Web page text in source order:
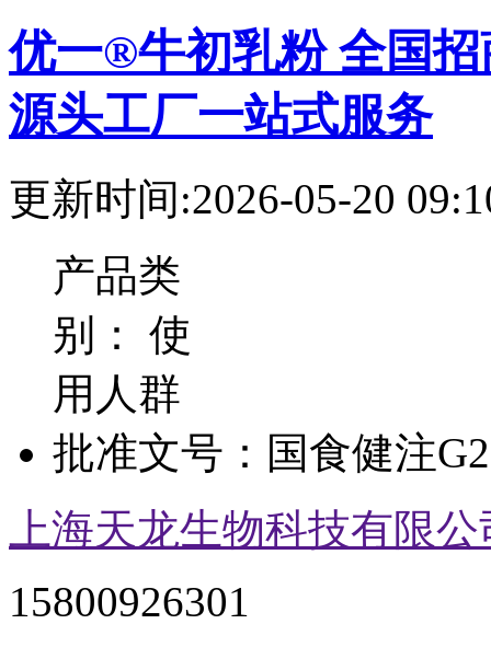
优一®牛初乳粉 全国
源头工厂一站式服务
更新时间:2026-05-20
产品类
别： 使
用人群
批准文号： 国食健注
上海天龙生物科技有限公
15800926301